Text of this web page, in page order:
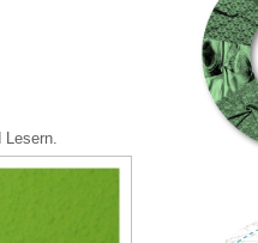
Lesern.